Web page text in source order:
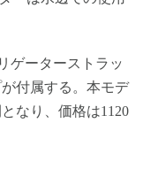
ゲーターストラッ
付属する。本モデ
なり、価格は1120